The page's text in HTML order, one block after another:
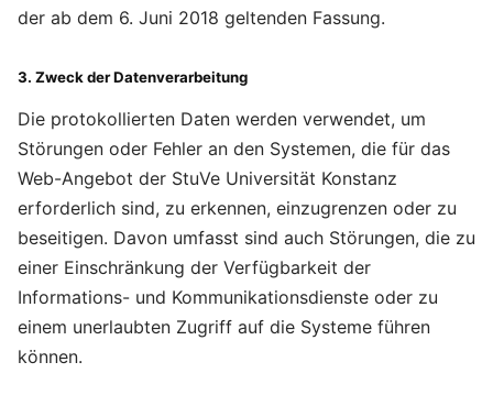
der ab dem 6. Juni 2018 geltenden Fassung.
3. Zweck der Datenverarbeitung
Die protokollierten Daten werden verwendet, um
Störungen oder Fehler an den Systemen, die für das
Web-Angebot der StuVe Universität Konstanz
erforderlich sind, zu erkennen, einzugrenzen oder zu
beseitigen. Davon umfasst sind auch Störungen, die zu
einer Einschränkung der Verfügbarkeit der
Informations- und Kommunikationsdienste oder zu
einem unerlaubten Zugriff auf die Systeme führen
können.